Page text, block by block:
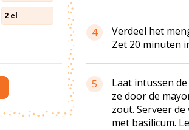
4
Verdeel het
Zet 20 minuten
5
Laat intussen
ze door de
zout. Serveer
met basilicum.
2 el